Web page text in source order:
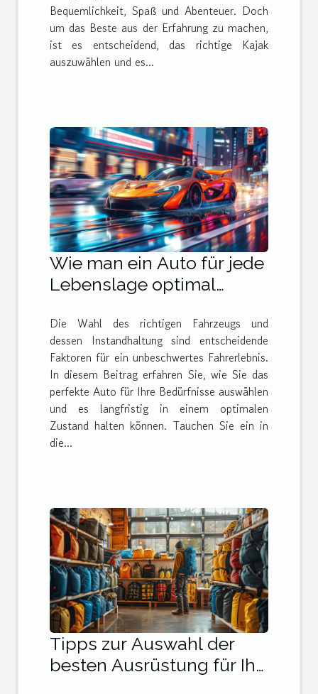
Bequemlichkeit, Spaß und Abenteuer. Doch
um das Beste aus der Erfahrung zu machen,
ist es entscheidend, das richtige Kajak
auszuwählen und es...
Wie man ein Auto für jede
Lebenslage optimal
Die Wahl des richtigen Fahrzeugs und
dessen Instandhaltung sind entscheidende
Faktoren für ein unbeschwertes Fahrerlebnis.
In diesem Beitrag erfahren Sie, wie Sie das
perfekte Auto für Ihre Bedürfnisse auswählen
und es langfristig in einem optimalen
Zustand halten können. Tauchen Sie ein in
die...
Tipps zur Auswahl der
besten Ausrüstung für Ihr